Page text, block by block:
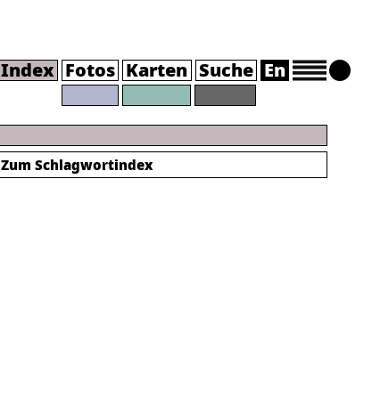
Index Fotos Karten Suche En
Zum Schlagwortindex